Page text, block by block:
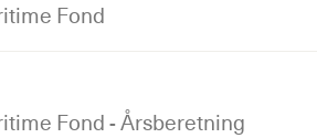
Fond
Fond - Årsberetning